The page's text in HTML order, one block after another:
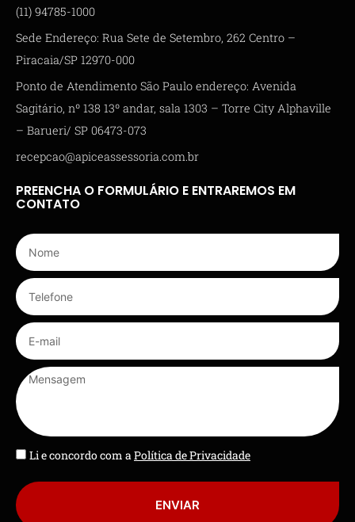
(11) 94785-1000
Sede Endereço: Rua Sete de Setembro, 262 Centro –
Piracaia/SP 12970-000
Ponto de Atendimento São Paulo endereço: Avenida
Sagitário, nº 138 13º andar, sala 1303 – Torre City Alphaville
– Barueri/ SP 06473-073
recepcao@apiceassessoria.com.br
PREENCHA O FORMULÁRIO E ENTRAREMOS EM
CONTATO
Li e concordo com aPolítica de Privacidade
ENVIAR